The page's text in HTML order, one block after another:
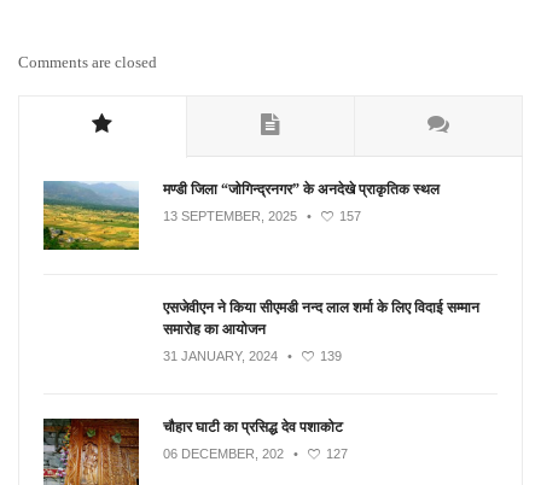
Comments are closed
मण्डी जिला “जोगिन्द्रनगर” के अनदेखे प्राकृतिक स्थल
13 SEPTEMBER, 2025 • 157
एसजेवीएन ने किया सीएमडी नन्‍द लाल शर्मा के लिए विदाई सम्मान
समारोह का आयोजन
31 JANUARY, 2024 • 139
चौहार घाटी का प्रसिद्ध देव पशाकोट
06 DECEMBER, 202 • 127